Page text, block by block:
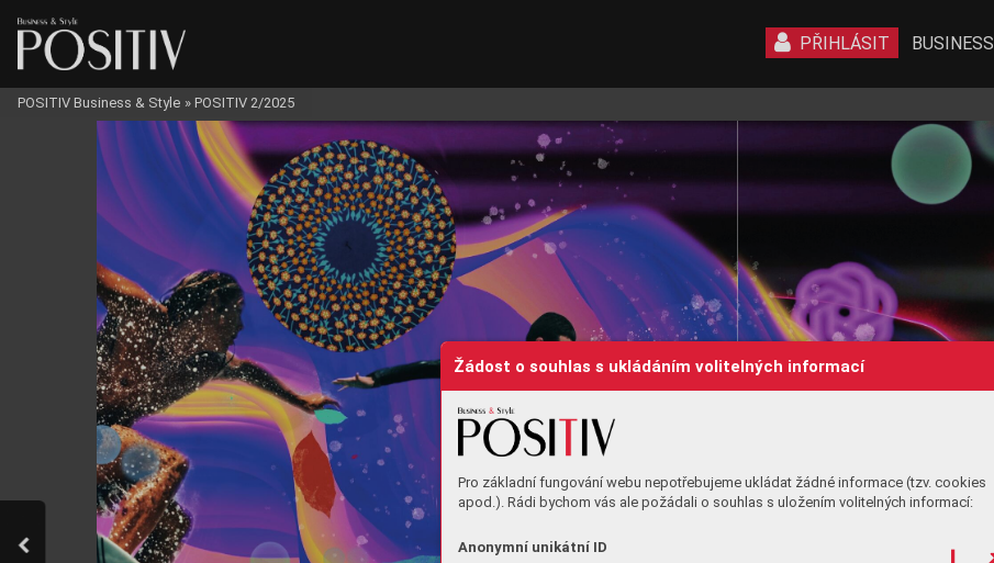
Žádost o souhlas s ukládáním volitelných informací
Pro základní fungování webu nepotřebujeme ukládat žádné informace (tzv. cookies
apod.). Rádi bychom vás ale požádali o souhlas s uložením volitelných informací:
Anonymní unikátní ID
PŘIHLÁSIT BUSINESS
POSITIV Business & Style » POSITIV 2/2025